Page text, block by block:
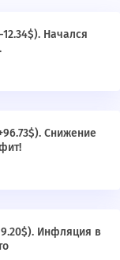
Начался
Снижение
9.20$). Инфляция в